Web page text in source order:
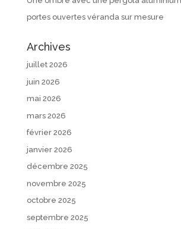
portes ouvertes véranda sur mesure
Archives
juillet 2026
juin 2026
mai 2026
mars 2026
février 2026
janvier 2026
décembre 2025
novembre 2025
octobre 2025
septembre 2025